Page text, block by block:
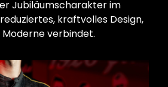
Jubiläumscharakter im
kraftvolles Design,
verbindet.